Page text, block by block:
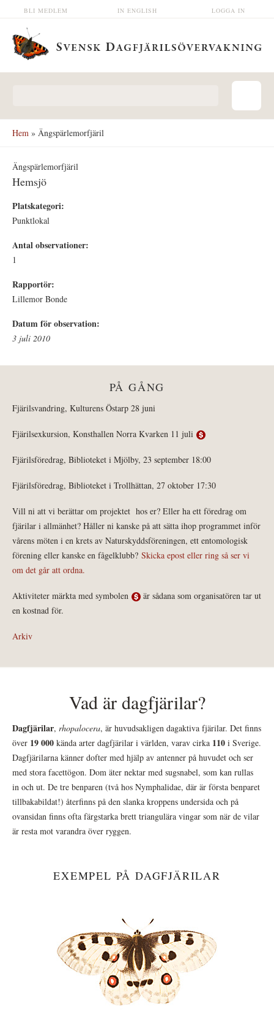
Hoppa till huvudinnehåll LOGGA IN
IN ENGLISH
BLI MEDLEM
Hem » Ängspärlemorfjäril
Ängspärlemorfjäril
Hemsjö
Platskategori:
Punktlokal
Antal observationer:
1
Rapportör:
Lillemor Bonde
Datum för observation:
3 juli 2010
PÅ GÅNG
Fjärilsvandring, Kulturens Östarp 28 juni
Fjärilsexkursion, Konsthallen Norra Kvarken 11 juli
Fjärilsföredrag, Biblioteket i Mjölby, 23 september 18:00
Fjärilsföredrag, Biblioteket i Trollhättan, 27 oktober 17:30
Vill ni att vi berättar om projektet hos er? Eller ha ett föredrag om
fjärilar i allmänhet? Håller ni kanske på att sätta ihop programmet inför
vårens möten i en krets av Naturskyddsföreningen, ett entomologisk
förening eller kanske en fågelklubb? Skicka epost eller ring så ser vi
om det går att ordna.
Aktiviteter märkta med symbolen
är sådana som organisatören tar ut
en kostnad för.
Arkiv
Vad är dagfjärilar?
Dagfjärilar, rhopalocera, är huvudsakligen dagaktiva fjärilar. Det finns
över 19 000 kända arter dagfjärilar i världen, varav cirka 110 i Sverige.
Dagfjärilarna känner dofter med hjälp av antenner på huvudet och ser
med stora facettögon. Dom äter nektar med sugsnabel, som kan rullas
in och ut. De tre benparen (två hos Nymphalidae, där är första benparet
tillbakabildat!) återfinns på den slanka kroppens undersida och på
ovansidan finns ofta färgstarka brett triangulära vingar som när de vilar
är resta mot varandra över ryggen.
EXEMPEL PÅ DAGFJÄRILAR